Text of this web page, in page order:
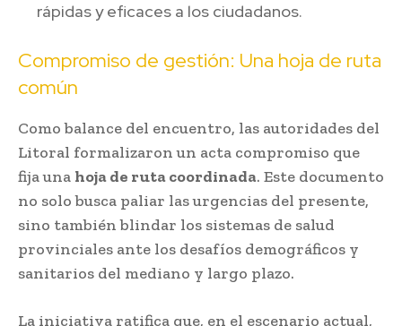
rápidas y eficaces a los ciudadanos.
Compromiso de gestión: Una hoja de ruta
común
Como balance del encuentro, las autoridades del
Litoral formalizaron un acta compromiso que
fija una hoja de ruta coordinada. Este documento
no solo busca paliar las urgencias del presente,
sino también blindar los sistemas de salud
provinciales ante los desafíos demográficos y
sanitarios del mediano y largo plazo.
La iniciativa ratifica que, en el escenario actual,